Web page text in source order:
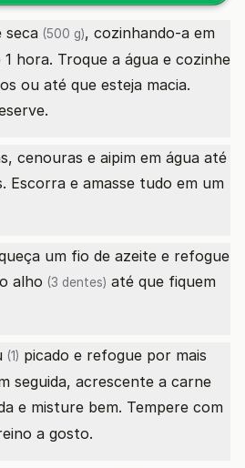
seca (500 g), cozinhando-a em
hora. Troque a água e cozinhe
ou até que esteja macia.
cenouras e aipim em água até
Escorra e amasse tudo em um
um fio de azeite e refogue
alho (3 dentes) até que fiquem
(1) picado e refogue por mais
seguida, acrescente a carne
e misture bem. Tempere com
a gosto.